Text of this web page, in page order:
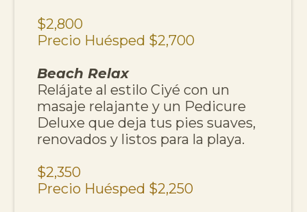
$2,800
Precio Huésped $2,700
Beach Relax
Relájate al estilo Ciyé con un
masaje relajante y un Pedicure
Deluxe que deja tus pies suaves,
renovados y listos para la playa.
$2,350
Precio Huésped $2,250